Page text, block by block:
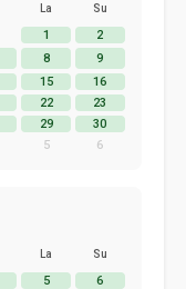
La Su
1
2
8
9
15
16
22
23
29
30
5 6
La Su
5
6